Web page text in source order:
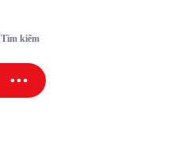
Tìm kiếm
SAO SPORT